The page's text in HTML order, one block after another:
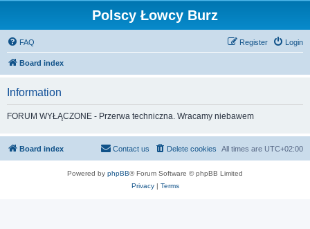
Polscy Łowcy Burz
FAQ Login
Register
Board index
Information
FORUM WYŁĄCZONE - Przerwa techniczna. Wracamy niebawem
Board index All times are UTC+02:00
Delete cookies
Contact us
Powered by phpBB® Forum Software © phpBB Limited
Privacy| Terms